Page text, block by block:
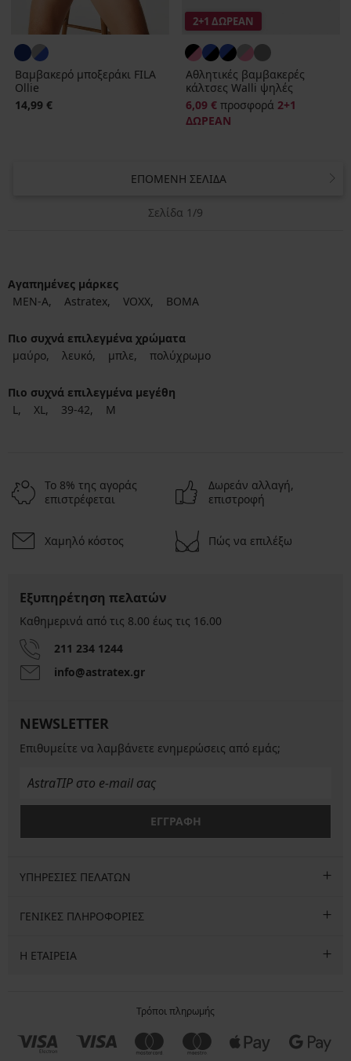
Βαμβακερό μποξεράκι FILA
Ollie
14,99 €
2+1 ΔΩΡΕΑΝ
Αθλητικές βαμβακερές
κάλτσες Walli ψηλές
6,09 € προσφορά 2+1
ΔΩΡΕΑΝ
ΕΠΌΜΕΝΗ ΣΕΛΊΔΑ
Σελίδα 1/9
Αγαπημένες μάρκες
MEN-A
Astratex VOXX BOMA
Πιο συχνά επιλεγμένα χρώματα
μαύρο
λευκό μπλε πολύχρωμο
Πιο συχνά επιλεγμένα μεγέθη
L
XL 39-42 M
Το 8% της αγοράς
επιστρέφεται
Δωρεάν αλλαγή,
επιστροφή
Χαμηλό κόστος Πώς να επιλέξω
Εξυπηρέτηση πελατών
Καθημερινά από τις 8.00 έως τις 16.00
211 234 1244
info@astratex.gr
NEWSLETTER
Επιθυμείτε να λαμβάνετε ενημερώσεις από εμάς;
ΕΓΓΡΑΦΗ
ΥΠΗΡΕΣΙΕΣ ΠΕΛΑΤΩΝ
ΓΕΝΙΚΕΣ ΠΛΗΡΟΦΟΡΙΕΣ
Η ΕΤΑΙΡΕΙΑ
Τρόποι πληρωμής